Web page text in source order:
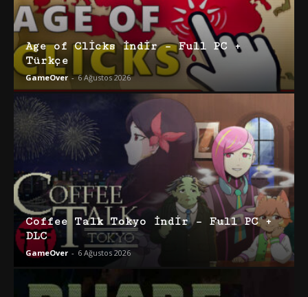
Age of Clicks İndir – Full PC +
Türkçe
GameOver - 6 Ağustos 2026
Coffee Talk Tokyo İndir – Full PC +
DLC
GameOver - 6 Ağustos 2026